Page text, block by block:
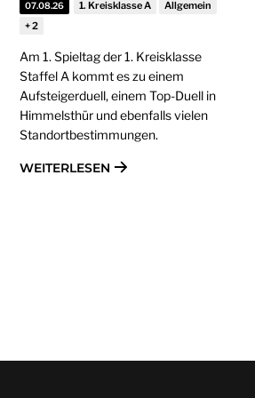
07.08.26 1. Kreisklasse A Allgemein
Am 1. Spieltag der 1. Kreisklasse
Staffel A kommt es zu einem
Aufsteigerduell, einem Top-Duell in
Himmelsthür und ebenfalls vielen
Standortbestimmungen.
WEITERLESEN